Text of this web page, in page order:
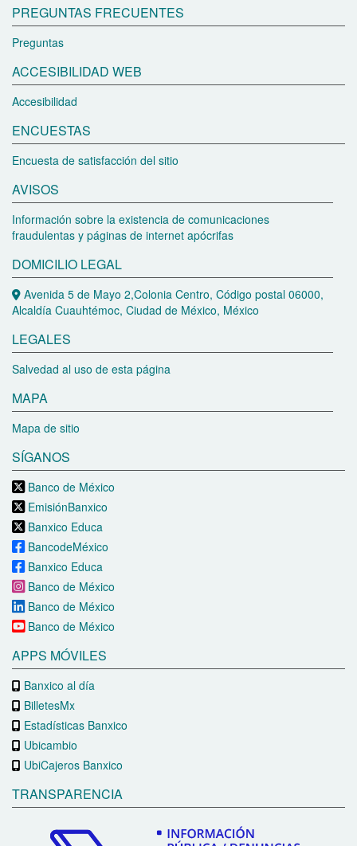
PREGUNTAS FRECUENTES
Preguntas
ACCESIBILIDAD WEB
Accesibilidad
ENCUESTAS
Encuesta de satisfacción del sitio
AVISOS
Información sobre la existencia de comunicaciones
fraudulentas y páginas de internet apócrifas
DOMICILIO LEGAL
Avenida 5 de Mayo 2,Colonia Centro, Código postal 06000,
Alcaldía Cuauhtémoc, Ciudad de México, México
LEGALES
Salvedad al uso de esta página
MAPA
Mapa de sitio
SÍGANOS
Banco de México
EmisiónBanxico
Banxico Educa
BancodeMéxico
Banxico Educa
Banco de México
Banco de México
Banco de México
APPS MÓVILES
Banxico al día
BilletesMx
Estadísticas Banxico
Ubicambio
UbiCajeros Banxico
TRANSPARENCIA